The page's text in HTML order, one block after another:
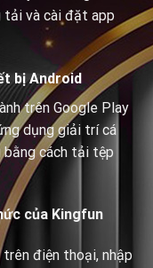
tải và cài đặt app
bị Android
trên Google Play
dụng giải trí cá
cách tải tệp
của Kingfun
điện thoại, nhập